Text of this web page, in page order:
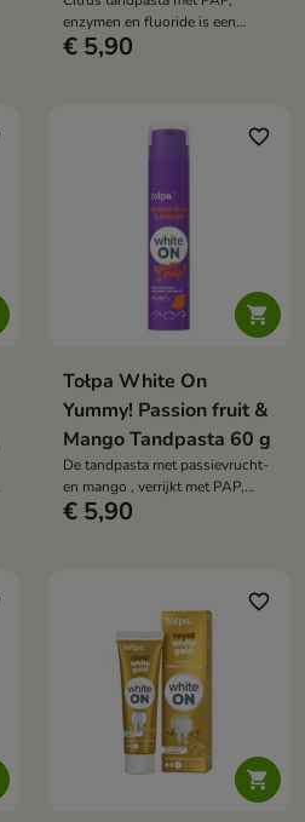
enzymen en fluoride is een
verkwikkende tandpasta die
citrussmaak maakt de dagelijkse
€ 5,90

favorite_border
Tołpa White On
Yummy! Passion fruit &
Mango Tandpasta 60 g
De tandpasta met passievrucht-
en mango , verrijkt met PAP,
enzymen en fluoride, is een
fruitige smaak maakt dagelijks
tandenpoetsen si aangenaam
€ 5,90

favorite_border